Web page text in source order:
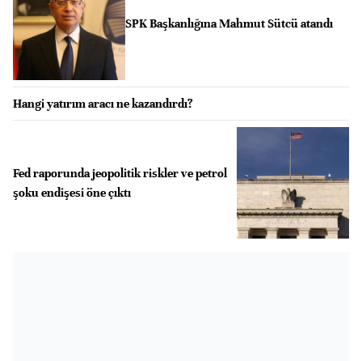
SPK Başkanlığına Mahmut Sütcü atandı
Hangi yatırım aracı ne kazandırdı?
Fed raporunda jeopolitik riskler ve petrol
şoku endişesi öne çıktı